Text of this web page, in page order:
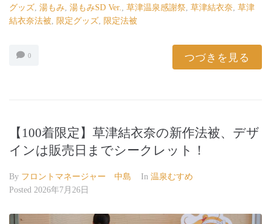
グッズ, 湯もみ, 湯もみSD Ver., 草津温泉感謝祭, 草津結衣奈, 草津
結衣奈法被, 限定グッズ, 限定法被
0 つづきを見る
【100着限定】草津結衣奈の新作法被、デザ
インは販売日までシークレット！
By フロントマネージャー 中島 In 温泉むすめ
Posted 2026年7月26日